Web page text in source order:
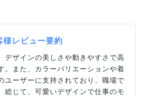
様レビュー要約
デザインの美しさや動きやすさで高
。また、カラーバリエーションや着
ユーザーに支持されており、職場で
総じて、可愛いデザインで仕事のモ